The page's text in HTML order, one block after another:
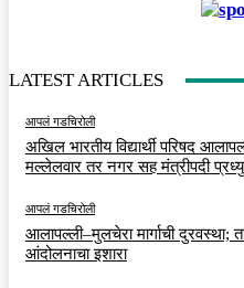
LATEST ARTICLES
आपलं गडचिरोली
अखिल भारतीय विद्यार्थी परिषद
मल्लेलवार तर नगर सह मंत्रीपदी
आपलं गडचिरोली
आलापल्ली–मुलचेरा मार्गाची दुरवस्था;
आंदोलनाचा इशारा